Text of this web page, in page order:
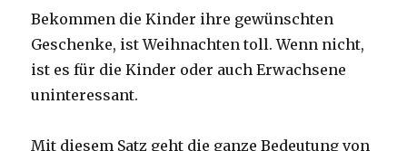
Bekommen die Kinder ihre gewünschten
Geschenke, ist Weihnachten toll. Wenn nicht,
ist es für die Kinder oder auch Erwachsene
uninteressant.
Mit diesem Satz geht die ganze Bedeutung von